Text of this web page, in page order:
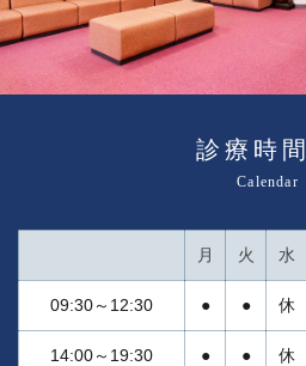
診療時
Calendar
月 火 水
09:30～12:30 ● ● 休
14:00～19:30 ● ● 休